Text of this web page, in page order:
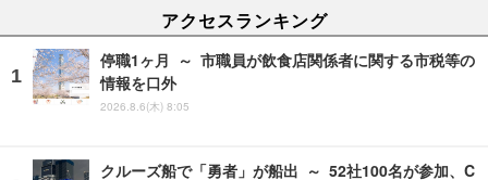
アクセスランキング
停職1ヶ月 ～ 市職員が飲食店関係者に関する市税等の
情報を口外
2026.8.6(木) 8:05
クルーズ船で「勇者」が船出 ～ 52社100名が参加、C